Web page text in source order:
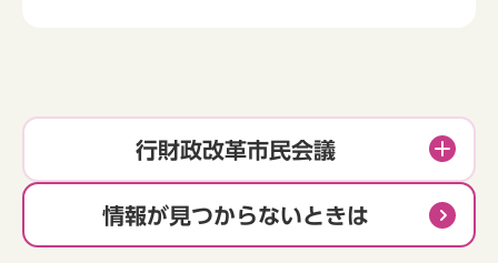
行財政改革市民会議
情報が見つからないときは